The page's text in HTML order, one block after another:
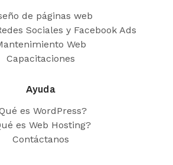
de páginas web
Sociales y Facebook Ads
Web
Capacitaciones
Ayuda
es WordPress?
es Web Hosting?
Contáctanos